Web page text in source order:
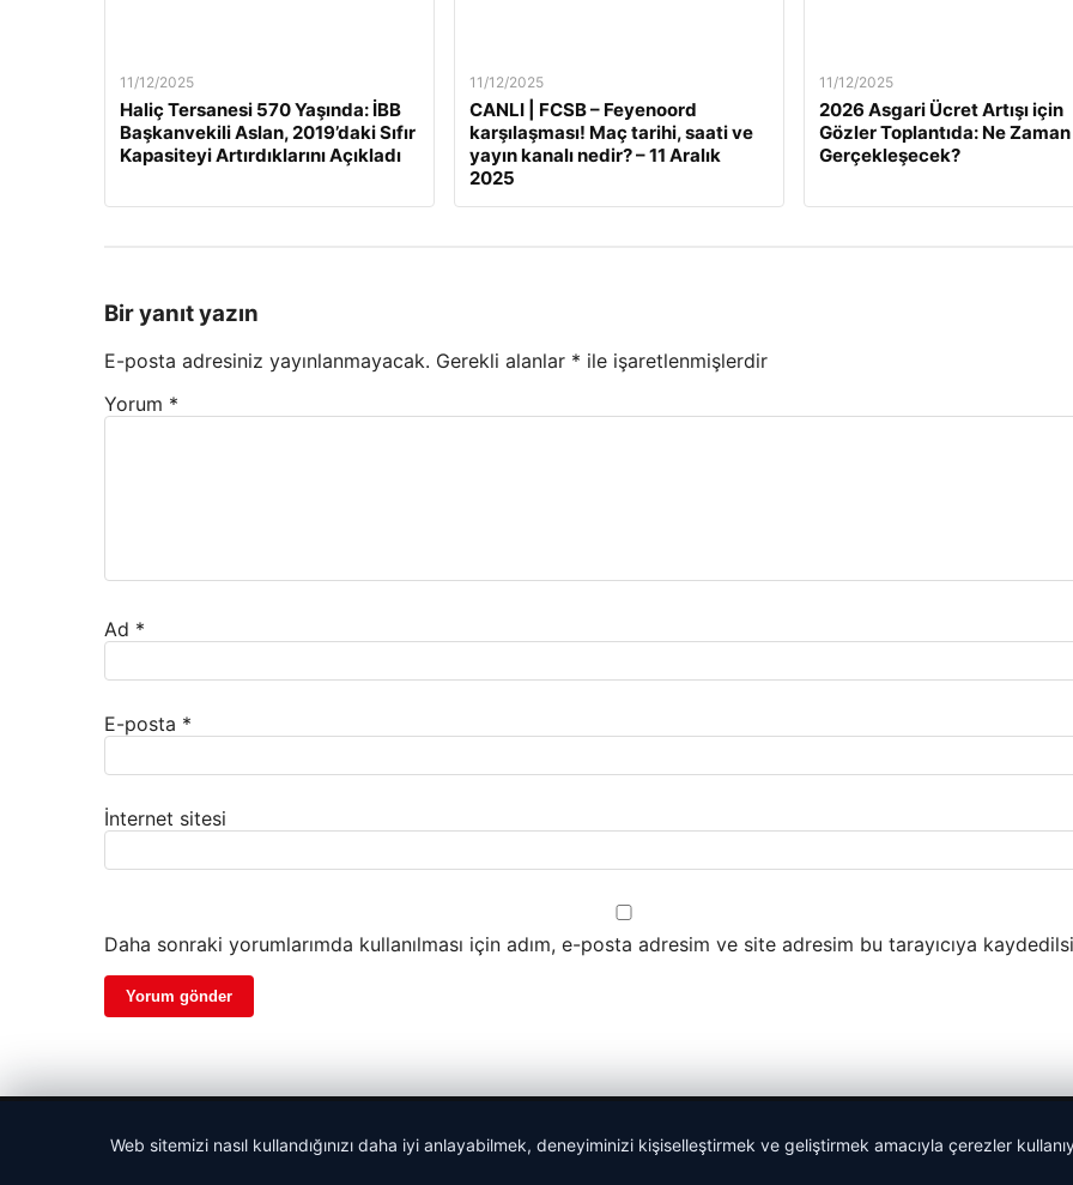
11/12/2025
Haliç Tersanesi 570 Yaşında: İBB
Başkanvekili Aslan, 2019’daki Sıfır
Kapasiteyi Artırdıklarını Açıkladı
11/12/2025
CANLI | FCSB – Feyenoord
karşılaşması! Maç tarihi, saati ve
yayın kanalı nedir? – 11 Aralık
2025
11/12/2025
2026 Asgari Ücret Artışı için
Gözler Toplantıda: Ne Zaman
Gerçekleşecek?
Bir yanıt yazın
E-posta adresiniz yayınlanmayacak. Gerekli alanlar * ile işaretlenmişlerdir
Yorum *
Ad *
E-posta *
İnternet sitesi
Daha sonraki yorumlarımda kullanılması için adım, e-posta adresim ve site adresim bu tarayıcıya
Web sitemizi nasıl kullandığınızı daha iyi anlayabilmek, deneyiminizi kişiselleştirmek ve geliştirmek amacıyla çerezler